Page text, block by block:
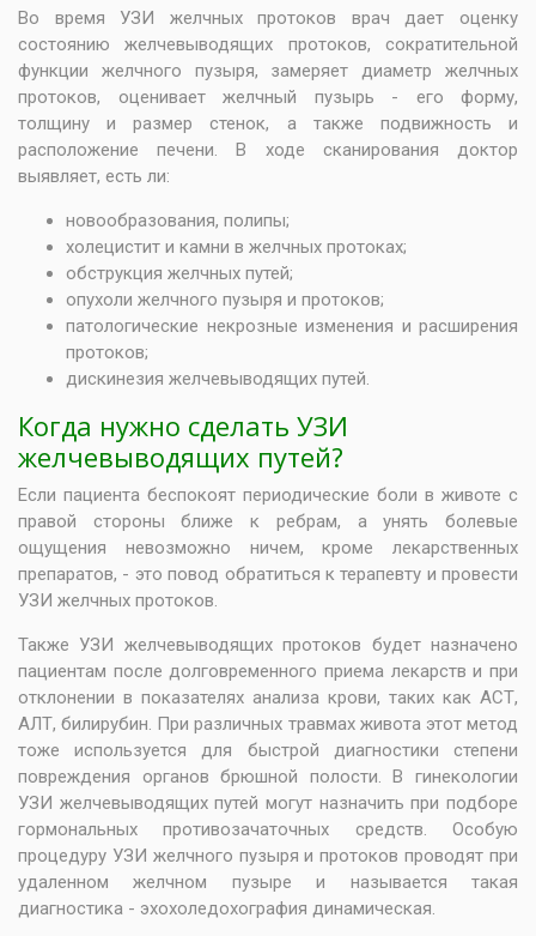
Во время УЗИ желчных протоков врач дает оценку
состоянию желчевыводящих протоков, сократительной
функции желчного пузыря, замеряет диаметр желчных
протоков, оценивает желчный пузырь - его форму,
толщину и размер стенок, а также подвижность и
расположение печени. В ходе сканирования доктор
выявляет, есть ли:
новообразования, полипы;
холецистит и камни в желчных протоках;
обструкция желчных путей;
опухоли желчного пузыря и протоков;
патологические некрозные изменения и расширения
протоков;
дискинезия желчевыводящих путей.
Когда нужно сделать УЗИ
желчевыводящих путей?
Если пациента беспокоят периодические боли в животе с
правой стороны ближе к ребрам, а унять болевые
ощущения невозможно ничем, кроме лекарственных
препаратов, - это повод обратиться к терапевту и провести
УЗИ желчных протоков.
Также УЗИ желчевыводящих протоков будет назначено
пациентам после долговременного приема лекарств и при
отклонении в показателях анализа крови, таких как АСТ,
АЛТ, билирубин. При различных травмах живота этот метод
тоже используется для быстрой диагностики степени
повреждения органов брюшной полости. В гинекологии
УЗИ желчевыводящих путей могут назначить при подборе
гормональных противозачаточных средств. Особую
процедуру УЗИ желчного пузыря и протоков проводят при
удаленном желчном пузыре и называется такая
диагностика - эхохоледохография динамическая.